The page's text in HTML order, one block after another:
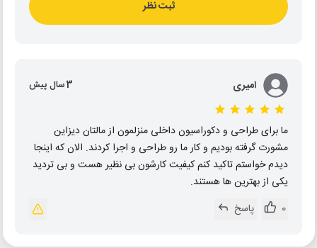
ثبت نظر
امیری 3 سال پیش
ما برای طراحی و دکوراسیون داخلی منزلمون از مالتان دیزاین
مشورت گرفته بودیم و کار ما رو طراحی و اجرا کردند. الان که اینجا
دیدم خواستم تاکید کنم کیفیت کارشون بی نظیر هست و بی تردید
یکی از بهترین ها هستند.
0
پاسخ